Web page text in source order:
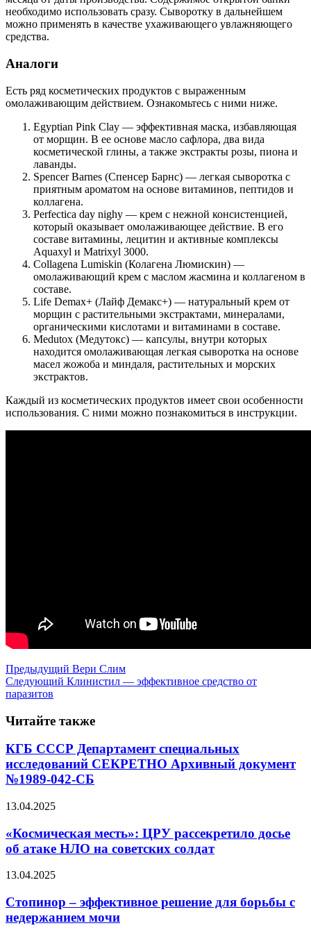
необходимо использовать сразу. Сыворотку в дальнейшем
можно применять в качестве ухаживающего увлажняющего
средства.
Аналоги
Есть ряд косметических продуктов с выраженным
омолаживающим действием. Ознакомьтесь с ними ниже.
Egyptian Pink Clay — эффективная маска, избавляющая
от морщин. В ее основе масло сафлора, два вида
косметической глины, а также экстракты розы, пиона и
лаванды.
Spencer Barnes (Спенсер Барнс) — легкая сыворотка с
приятным ароматом на основе витаминов, пептидов и
коллагена.
Perfectica day nighy — крем с нежной консистенцией,
который оказывает омолаживающее действие. В его
составе витамины, лецитин и активные комплексы
Aquaxyl и Matrixyl 3000.
Collagena Lumiskin (Колагена Люмискин) —
омолаживающий крем с маслом жасмина и коллагеном в
составе.
Life Demax+ (Лайф Демакс+) — натуральный крем от
морщин с растительными экстрактами, минералами,
органическими кислотами и витаминами в составе.
Medutox (Медутокс) — капсулы, внутри которых
находится омолаживающая легкая сыворотка на основе
масел жожоба и миндаля, растительных и морских
экстрактов.
Каждый из косметических продуктов имеет свои особенности
использования. С ними можно познакомиться в инструкции.
Предыдущий Вери Слим
Следующий Клинистил — эффективное средство от
паразитов
Читайте также
КГБ СССР Департамент специальных
исследований СЕКРЕТНО Архивный документ
№1989-042-СБ
13.04.2025
«Космическая месть»: ЦРУ рассекретило досье
об атаке НЛО на советских солдат
13.04.2025
Стопинор – эффективное решение для борьбы с
недержанием мочи